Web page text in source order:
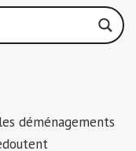
déménagements